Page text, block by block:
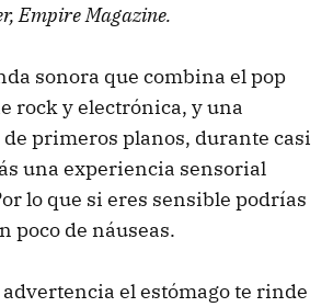
Empire Magazine.
sonora que combina el pop
rock y electrónica, y una
primeros planos, durante casi
una experiencia sensorial
lo que si eres sensible podrías
poco de náuseas.
advertencia el estómago te rinde